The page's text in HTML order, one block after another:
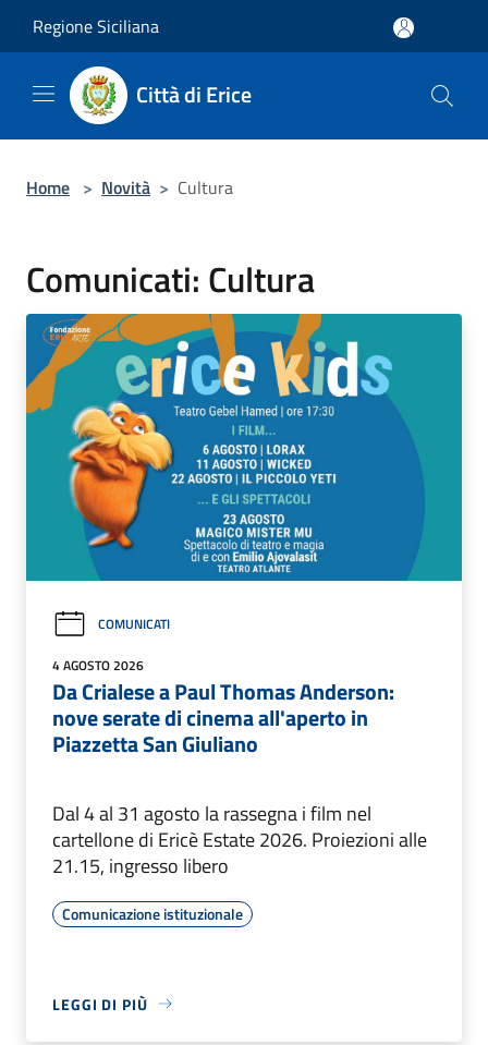
Regione Siciliana
Città di Erice
Home > Novità > Cultura
Comunicati: Cultura
COMUNICATI
4 AGOSTO 2026
Da Crialese a Paul Thomas Anderson:
nove serate di cinema all'aperto in
Piazzetta San Giuliano
Dal 4 al 31 agosto la rassegna i film nel
cartellone di Ericè Estate 2026. Proiezioni alle
21.15, ingresso libero
Comunicazione istituzionale
LEGGI DI PIÙ